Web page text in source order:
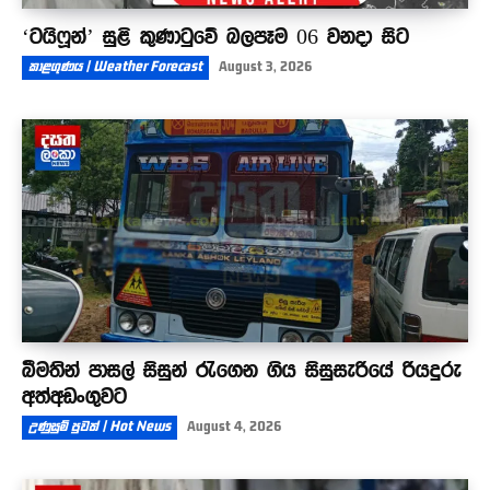
‘ටයිෆූන්’ සුළි කුණාටුවේ බලපෑම 06 වනදා සිට
කාළගුණය | Weather Forecast August 3, 2026
බීමතින් පාසල් සිසුන් රැගෙන ගිය සිසුසැරියේ රියදුරු
අත්අඩංගුවට
උණුසුම් පුවත් | Hot News August 4, 2026